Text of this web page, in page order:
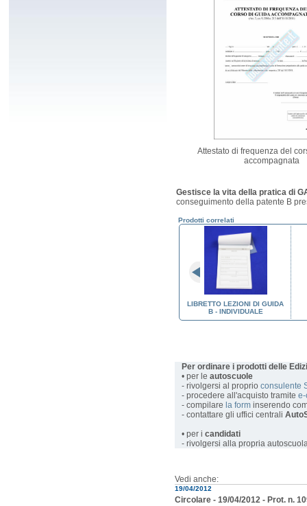
Attestato di frequenza del
accompagnata
Gestisce la vita della pratica di
conseguimento della patente B
Prodotti correlati
LIBRETTO LEZIONI DI GUIDA
B - INDIVIDUALE
Per ordinare i prodotti delle
• per le autoscuole
- rivolgersi al proprio consulente
- procedere all'acquisto tramite e-
- compilare la form inserendo
- contattare gli uffici centrali
• per i candidati
- rivolgersi alla propria
Vedi anche:
19/04/2012
Circolare - 19/04/2012 - Prot. n.